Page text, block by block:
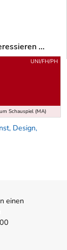
...
Schauspiel (MA)
UNI/FH/PH
Design,
einen